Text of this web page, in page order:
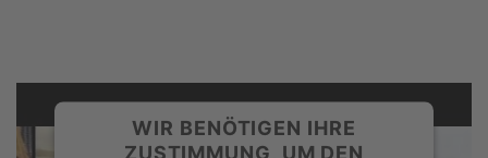
WIR BENÖTIGEN IHRE
ZUSTIMMUNG, UM DEN